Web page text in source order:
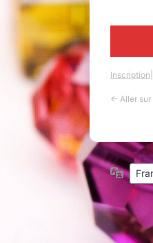
Inscription
← Aller sur